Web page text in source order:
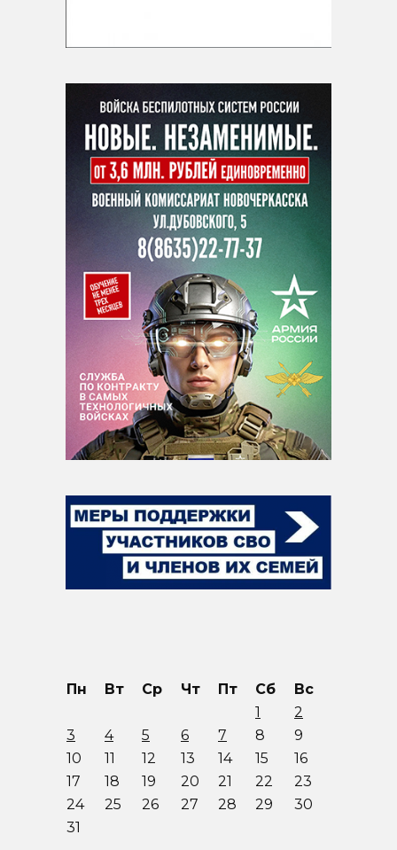
Пн Вт Ср Чт Пт Сб
Вс
1
2
3
4 5 6 7 8
9
10
11 12 13 14 15
16
17
18 19 20 21 22
23
24
25 26 27 28 29
30
31